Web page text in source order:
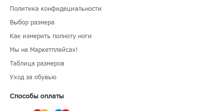
Политика конфидециальности
Выбор размера
Как измерить полноту ноги
Мы на Маркетплейсах!
Таблица размеров
Уход за обувью
Способы оплаты